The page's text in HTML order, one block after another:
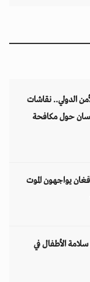
الدولي.. نقاشات
حول مكافحة
يواجهون الموت
سلامة الأطفال في